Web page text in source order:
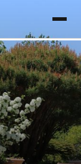
전체